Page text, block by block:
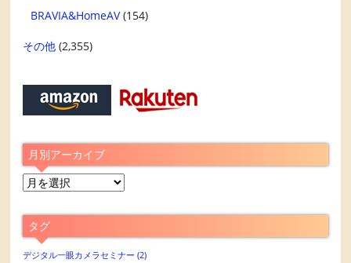
BRAVIA&HomeAV(154)
その他 (2,355)
月別アーカイブ
月
ア
ー
カ
タグ
デジタル一眼カメラセミナー (2)